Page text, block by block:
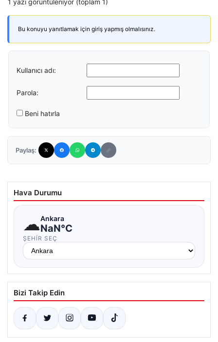
1 yazı görüntüleniyor (toplam 1)
Bu konuyu yanıtlamak için giriş yapmış olmalısınız.
Kullanıcı adı:
Parola:
Beni hatırla
Paylaş:
Hava Durumu
☁Ankara
NaN°C
ŞEHIR SEÇ
Bizi Takip Edin